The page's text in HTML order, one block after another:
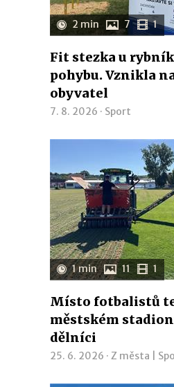
2 min 7 1
Fit stezka u
pohybu. Vznikla
obyvatel
7. 8. 2026 · Sport
1 min 11 1
Místo fotbalistů
městském
dělníci
25. 6. 2026 · Z města